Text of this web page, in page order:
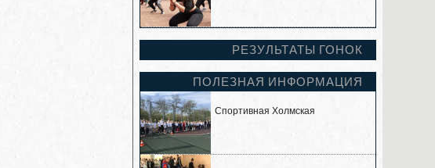
РЕЗУЛЬТАТЫ ГОНОК
ПОЛЕЗНАЯ ИНФОРМАЦИЯ
Спортивная Холмская